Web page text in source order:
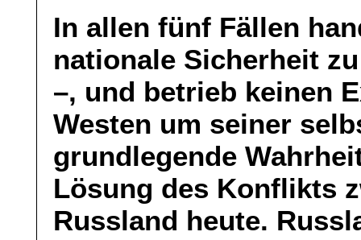
In allen fünf Fällen
nationale Sicherheit
–, und betrieb keinen
Westen um seiner
grundlegende
Lösung des Konflikts
Russland heute.